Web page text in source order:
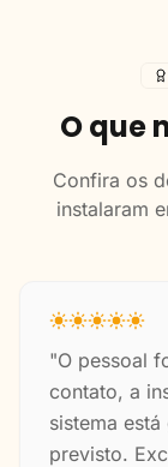
O que
Confira os
instalaram
"O pessoal
contato, a
sistema
previsto.